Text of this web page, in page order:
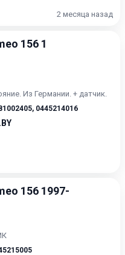
2 месяца назад
156 1
Из Германии. + датчик.
, 0445214016
156 1997-